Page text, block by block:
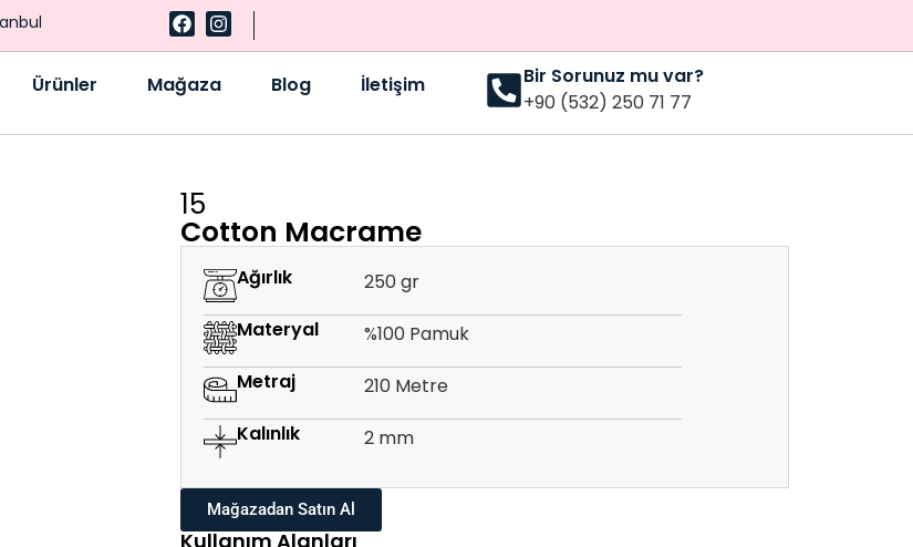
Ürünler Mağaza Blog İletişim
Bir Sorunuz mu var?
+90 (532) 250 71 77
15
Cotton Macrame
Ağırlık
250 gr
Materyal
%100 Pamuk
Metraj
210 Metre
Kalınlık
2 mm
Mağazadan Satın Al
Kullanım Alanları